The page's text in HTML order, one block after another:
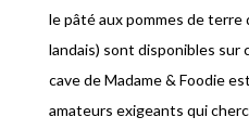
le pâté aux pommes de terre
landais) sont disponibles sur
cave de Madame & Foodie
amateurs exigeants qui